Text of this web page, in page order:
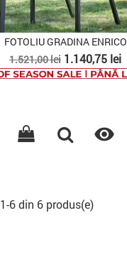
FOTOLIU GRADINA ENRICO
Pret
de
1.521,00 lei Pret
1.140,75 lei

6 din 6 produs(e)